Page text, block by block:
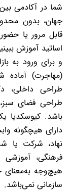
شما در آکادمی
جهان، بدون
قابل مرور یا
اساتید آموزش
و برای ورود به
(مهاجرت) آماده
طراحی داخلی،
طراحی فضای
باشد. کیوسکدیا
دارای هیچگونه
نهاد، شرکت یا
فرهنگی،
هیچ‌وجه به‌معنای
سازمانی نمی‌باشد.